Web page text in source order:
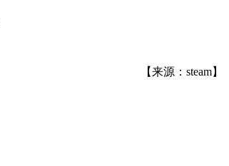
【来源：steam】